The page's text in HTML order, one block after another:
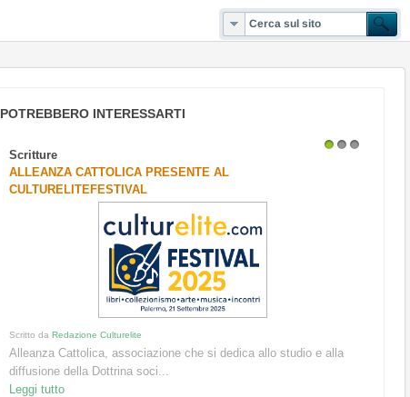
POTREBBERO INTERESSARTI
Scritture
ALLEANZA CATTOLICA PRESENTE AL
CULTURELITEFESTIVAL
Scritto daRedazione Culturelite
Alleanza Cattolica, associazione che si dedica allo studio e alla
diffusione della Dottrina soci...
Leggi tutto